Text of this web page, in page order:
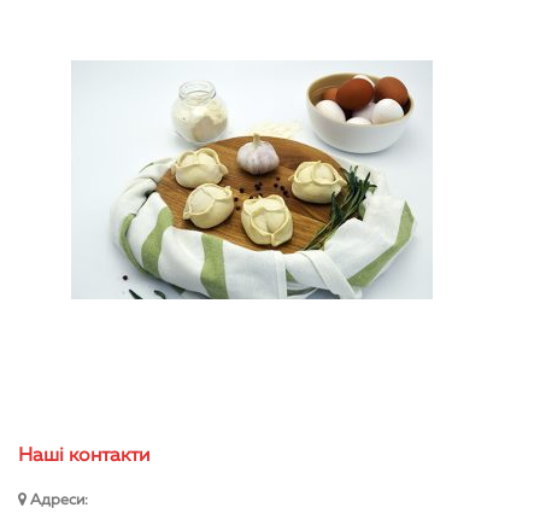
Нашi контакти
Адреси: